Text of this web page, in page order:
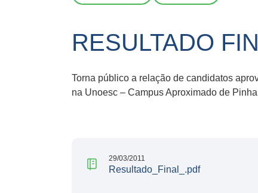
RESULTADO
Torna público a relação de candidatos
na Unoesc – Campus Aproximado de
29/03/2011
Resultado_Final_.pdf